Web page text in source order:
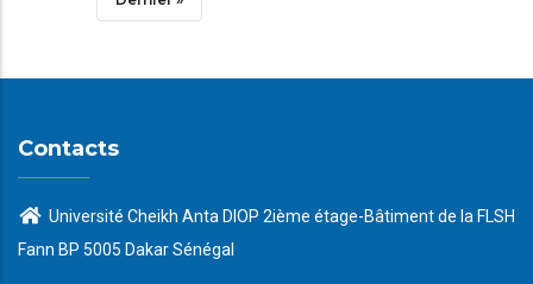
Contacts
Université Cheikh Anta DIOP 2ième étage-Bâtiment de la FLSH
Fann BP 5005 Dakar Sénégal